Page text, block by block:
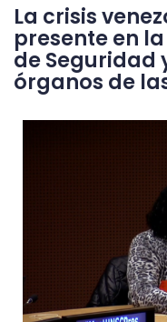
La crisis
presente en
de Seguridad
órganos de